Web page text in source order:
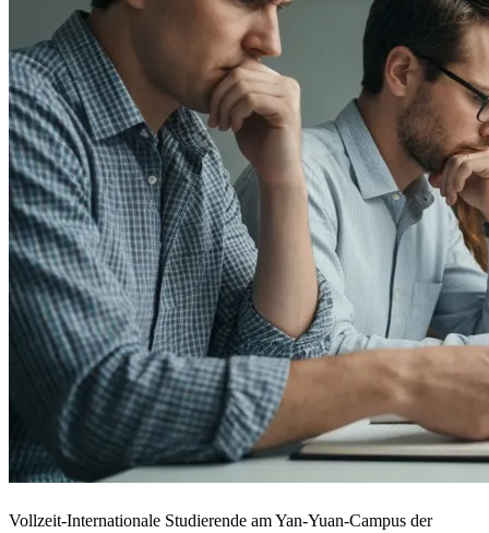
Vollzeit-Internationale Studierende am Yan-Yuan-Campus der